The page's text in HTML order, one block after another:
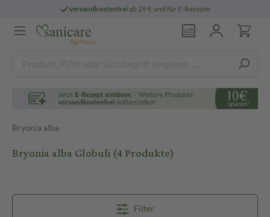
versandkostenfreiab 29 € und für E-Rezepte
Bryonia alba
Bryonia alba Globuli(4 Produkte)
Filter